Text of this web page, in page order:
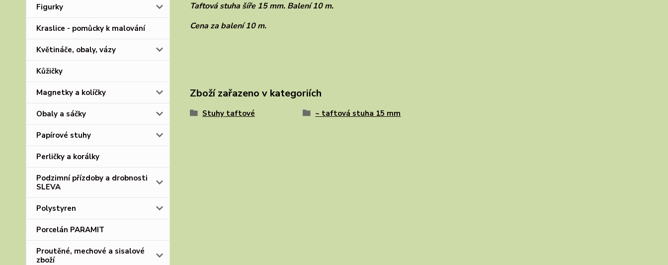
Figurky
Kraslice - pomůcky k malování
Květináče, obaly, vázy
Kůžičky
Magnetky a kolíčky
Obaly a sáčky
Papírové stuhy
Perličky a korálky
Podzimní přízdoby a drobnosti
SLEVA
Polystyren
Porcelán PARAMIT
Proutěné, mechové a sisalové
zboží
Taftová stuha šíře 15 mm. Balení 10 m.
Cena za balení 10 m.
Zboží zařazeno v kategoriích
Stuhy taftové ~ taftová stuha 15 mm